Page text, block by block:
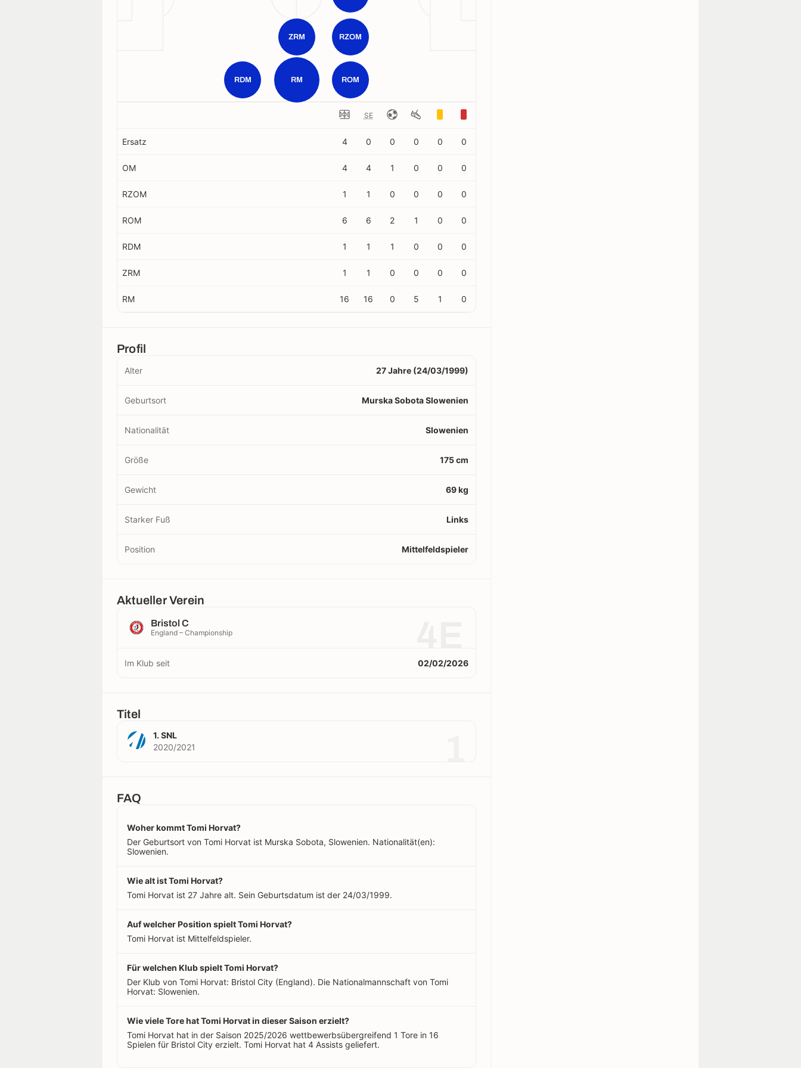
RM ROM
RZOM
RDM
ZRM
SE
Ersatz 4 0 0 0 0 0
OM 4 4 1 0 0 0
RZOM 1 1 0 0 0 0
ROM 6 6 2 1 0 0
RDM 1 1 1 0 0 0
ZRM 1 1 0 0 0 0
RM 16 16 0 5 1 0
Profil
Alter 27 Jahre (24/03/1999)
Geburtsort Murska Sobota Slowenien
Nationalität Slowenien
Größe 175 cm
Gewicht 69 kg
Starker Fuß Links
Position Mittelfeldspieler
Aktueller Verein
Bristol C
England – Championship
Im Klub seit 02/02/2026
Titel
1. SNL
2020/2021
FAQ
Woher kommt Tomi Horvat?
Der Geburtsort von Tomi Horvat ist Murska Sobota, Slowenien. Nationalität(en):
Slowenien.
Wie alt ist Tomi Horvat?
Tomi Horvat ist 27 Jahre alt. Sein Geburtsdatum ist der 24/03/1999.
Auf welcher Position spielt Tomi Horvat?
Tomi Horvat ist Mittelfeldspieler.
Für welchen Klub spielt Tomi Horvat?
Der Klub von Tomi Horvat: Bristol City (England). Die Nationalmannschaft von Tomi
Horvat: Slowenien.
Wie viele Tore hat Tomi Horvat in dieser Saison erzielt?
Tomi Horvat hat in der Saison 2025/2026 wettbewerbsübergreifend 1 Tore in 16
Spielen für Bristol City erzielt. Tomi Horvat hat 4 Assists geliefert.